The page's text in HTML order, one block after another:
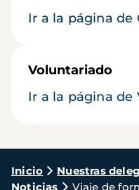
Ir a la página de
Voluntariado
Ir a la página de
Ruta
Inicio Nuestras
Noticias
Viaje de